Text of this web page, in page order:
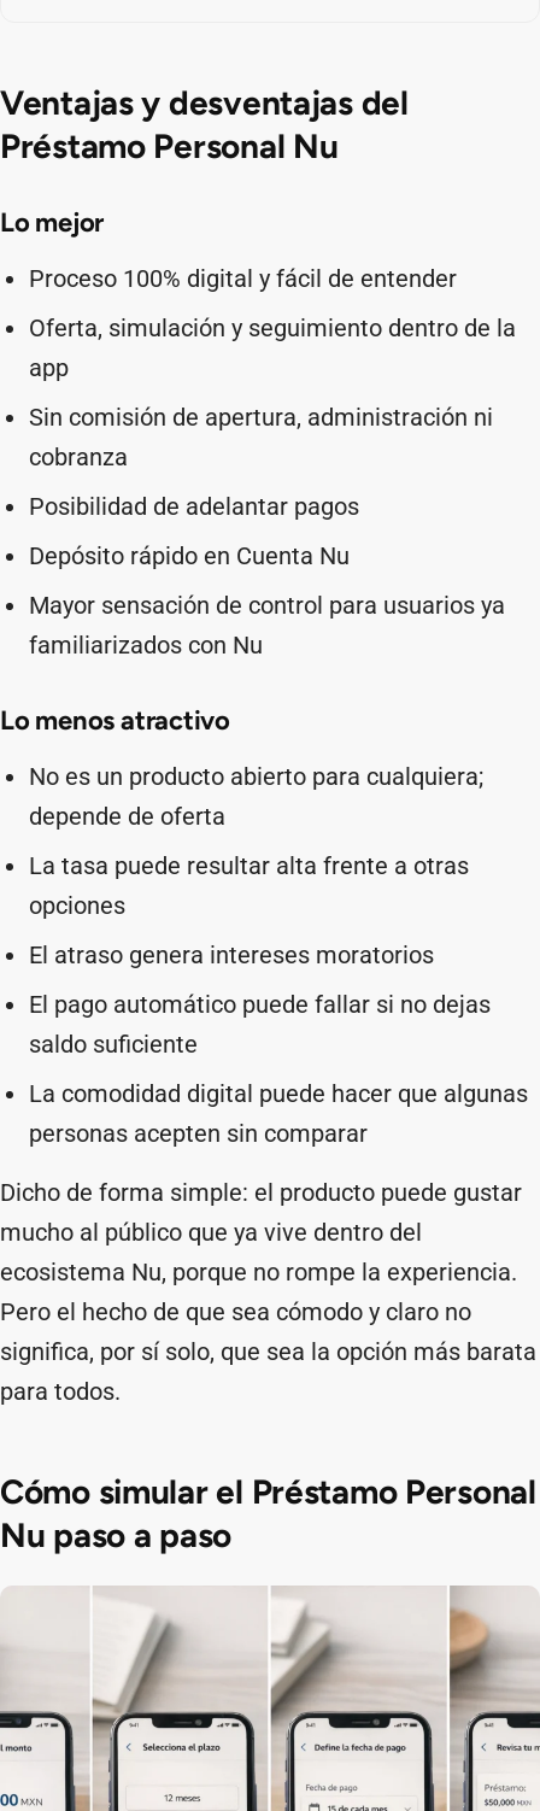
Ventajas y desventajas del
Préstamo Personal Nu
Lo mejor
Proceso 100% digital y fácil de entender
Oferta, simulación y seguimiento dentro de la
app
Sin comisión de apertura, administración ni
cobranza
Posibilidad de adelantar pagos
Depósito rápido en Cuenta Nu
Mayor sensación de control para usuarios ya
familiarizados con Nu
Lo menos atractivo
No es un producto abierto para cualquiera;
depende de oferta
La tasa puede resultar alta frente a otras
opciones
El atraso genera intereses moratorios
El pago automático puede fallar si no dejas
saldo suficiente
La comodidad digital puede hacer que algunas
personas acepten sin comparar
Dicho de forma simple: el producto puede gustar
mucho al público que ya vive dentro del
ecosistema Nu, porque no rompe la experiencia.
Pero el hecho de que sea cómodo y claro no
significa, por sí solo, que sea la opción más barata
para todos.
Cómo simular el Préstamo Personal
Nu paso a paso